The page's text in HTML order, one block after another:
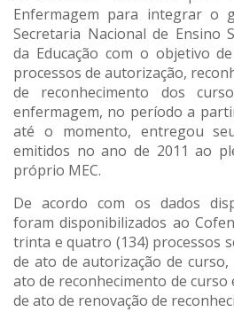
Enfermagem para integrar o
Secretaria Nacional de Ensino
da Educação com o objetivo
processos de autorização,
de reconhecimento dos
enfermagem, no período a
até o momento, entregou
emitidos no ano de 2011 ao
próprio MEC.
De acordo com os dados
foram disponibilizados ao
trinta e quatro (134) processos
de ato de autorização de curso,
ato de reconhecimento de curso
de ato de renovação de